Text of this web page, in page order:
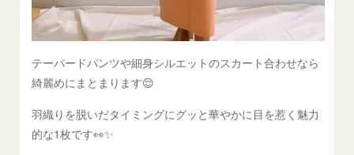
テーパードパンツや細身シルエットのスカート合わせなら
綺麗めにまとまります😌
羽織りを脱いだタイミングにグッと華やかに目を惹く魅力
的な1枚です👀✨